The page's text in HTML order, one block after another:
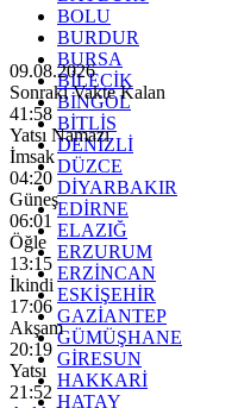
BOLU
BURDUR
BURSA
BİLECİK
BİNGÖL
BİTLİS
DENİZLİ
DÜZCE
DİYARBAKIR
EDİRNE
ELAZIĞ
ERZURUM
ERZİNCAN
ESKİŞEHİR
GAZİANTEP
GÜMÜŞHANE
GİRESUN
HAKKARİ
HATAY
09.08.2026
Sonraki Vakte Kalan
41:57
Yatsı Namazı
İmsak
04:20
Güneş
06:01
Öğle
13:15
İkindi
17:06
Akşam
20:19
Yatsı
21:52